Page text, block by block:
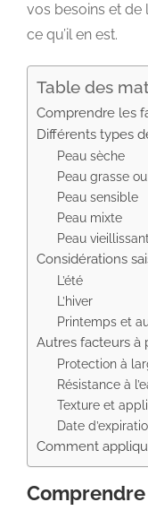
vos besoins et de
ce qu’il en est.
Table des
Comprendre les
Différents types
Peau sèche
Peau grasse
Peau sensible
Peau mixte
Peau
Considérations
L’été
L’hiver
Printemps et
Autres facteurs à
Protection à
Résistance à
Texture et
Date
Comment